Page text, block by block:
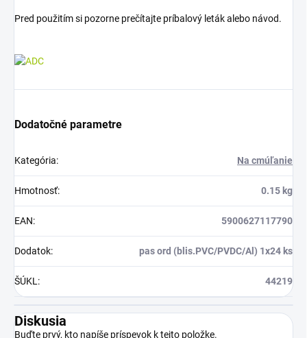
Pred použitím si pozorne prečítajte príbalový leták alebo návod.
Dodatočné parametre
Kategória: Na cmúľanie
Hmotnosť: 0.15 kg
EAN: 5900627117790
Dodatok: pas ord (blis.PVC/PVDC/Al) 1x24 ks
ŠÚKL: 44219
Diskusia
Buďte prvý, kto napíše príspevok k tejto položke.